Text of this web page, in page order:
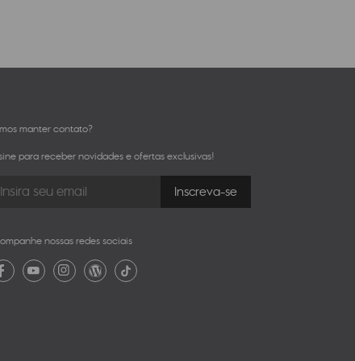
manter contato?
para receber novidades e ofertas exclusivas!
nossas redes sociais